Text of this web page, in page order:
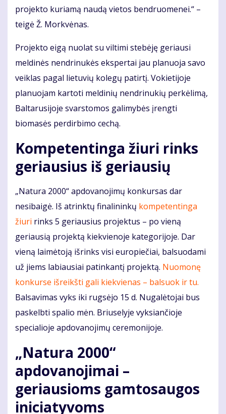
projekto kuriamą naudą vietos bendruomenei.“ –
teigė Ž. Morkvėnas.
Projekto eigą nuolat su viltimi stebėję geriausi
meldinės nendrinukės ekspertai jau planuoja savo
veiklas pagal lietuvių kolegų patirtį. Vokietijoje
planuojam kartoti meldinių nendrinukių perkėlimą,
Baltarusijoje svarstomos galimybės įrengti
biomasės perdirbimo cechą.
Kompetentinga žiuri rinks
geriausius iš geriausių
„Natura 2000“ apdovanojimų konkursas dar
nesibaigė. Iš atrinktų finalininkų kompetentinga
žiuri rinks 5 geriausius projektus – po vieną
geriausią projektą kiekvienoje kategorijoje. Dar
vieną laimėtoją išrinks visi europiečiai, balsuodami
už jiems labiausiai patinkantį projektą. Nuomonę
konkurse išreikšti gali kiekvienas – balsuok ir tu.
Balsavimas vyks iki rugsėjo 15 d. Nugalėtojai bus
paskelbti spalio mėn. Briuselyje vyksiančioje
specialioje apdovanojimų ceremonijoje.
„Natura 2000“
apdovanojimai –
geriausioms gamtosaugos
iniciatyvoms